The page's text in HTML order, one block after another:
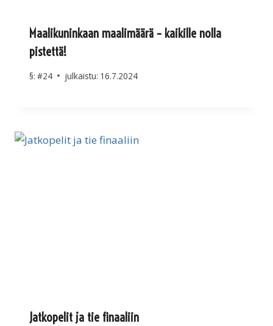
Maalikuninkaan maalimäärä – kaikille nolla
pistettä!
§: #24 julkaistu: 16.7.2024
Jatkopelit ja tie finaaliin